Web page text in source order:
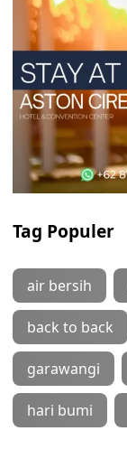
Tag Populer
air bersih
back to back
garawangi
hari bumi